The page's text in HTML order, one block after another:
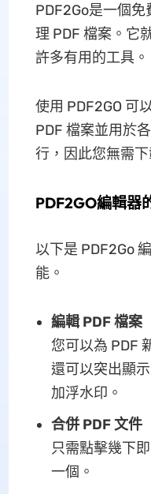
PDF2Go是一個
理 PDF 檔案。它
許多有用的工具。
使用 PDF2GO 可
PDF 檔案並用於
行，因此您無需下
PDF2GO編輯器
以下是 PDF2Go
能。
編輯 PDF 檔案
您可以為 PDF
還可以突出顯
加浮水印。
合併 PDF 文件
只需點擊幾下
一個。